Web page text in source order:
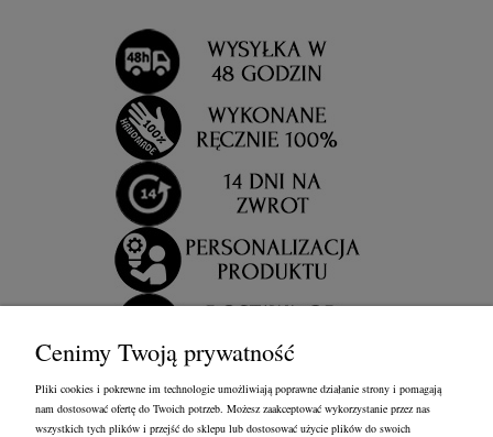
Cenimy Twoją prywatność
Pliki cookies i pokrewne im technologie umożliwiają poprawne działanie strony i pomagają
nam dostosować ofertę do Twoich potrzeb. Możesz zaakceptować wykorzystanie przez nas
wszystkich tych plików i przejść do sklepu lub dostosować użycie plików do swoich